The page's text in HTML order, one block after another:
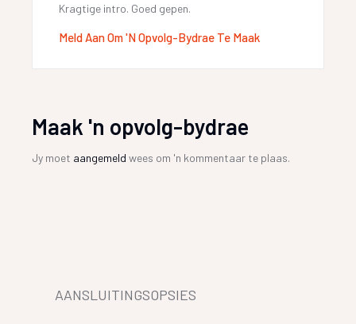
Kragtige intro. Goed gepen.
Meld Aan Om 'n Opvolg-Bydrae Te Maak
Maak 'n opvolg-bydrae
Jy moet aangemeld wees om 'n kommentaar te plaas.
AANSLUITINGSOPSIES